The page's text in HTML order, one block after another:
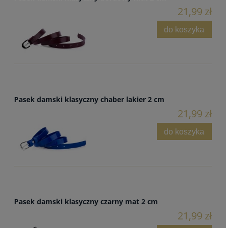
21,99 zł
do koszyka
Pasek damski klasyczny chaber lakier 2 cm
21,99 zł
do koszyka
Pasek damski klasyczny czarny mat 2 cm
21,99 zł